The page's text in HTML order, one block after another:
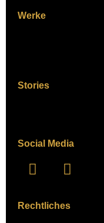
Werke
Stories
Social Media
Rechtliches